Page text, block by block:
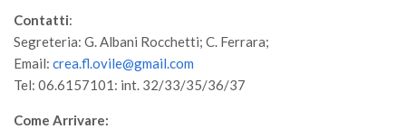
Redazione
Pagina Principale
Editoriali
Pillole di Scienze Forestali
Contatti:
Segreteria: G. Albani Rocchetti; C. Ferrara;
Email: crea.fl.ovile@gmail.com
Tel: 06.6157101: int. 32/33/35/36/37
Come Arrivare: